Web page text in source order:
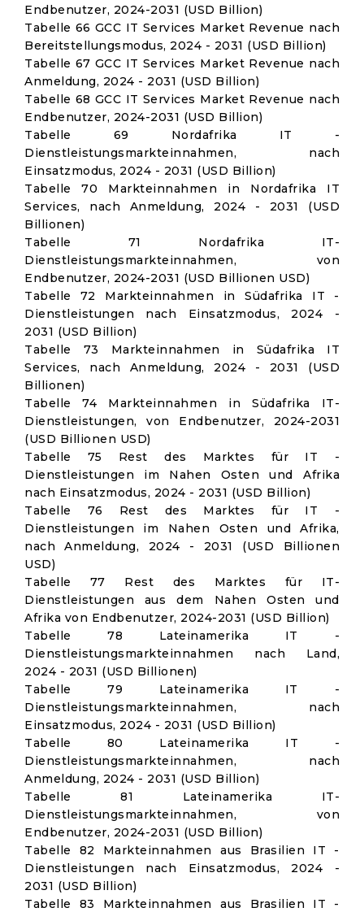
Endbenutzer, 2024-2031 (USD Billion)
Tabelle 66 GCC IT Services Market Revenue nach
Bereitstellungsmodus, 2024 - 2031 (USD Billion)
Tabelle 67 GCC IT Services Market Revenue nach
Anmeldung, 2024 - 2031 (USD Billion)
Tabelle 68 GCC IT Services Market Revenue nach
Endbenutzer, 2024-2031 (USD Billion)
Tabelle 69 Nordafrika IT -
Dienstleistungsmarkteinnahmen, nach
Einsatzmodus, 2024 - 2031 (USD Billion)
Tabelle 70 Markteinnahmen in Nordafrika IT
Services, nach Anmeldung, 2024 - 2031 (USD
Billionen)
Tabelle 71 Nordafrika IT-
Dienstleistungsmarkteinnahmen, von
Endbenutzer, 2024-2031 (USD Billionen USD)
Tabelle 72 Markteinnahmen in Südafrika IT -
Dienstleistungen nach Einsatzmodus, 2024 -
2031 (USD Billion)
Tabelle 73 Markteinnahmen in Südafrika IT
Services, nach Anmeldung, 2024 - 2031 (USD
Billionen)
Tabelle 74 Markteinnahmen in Südafrika IT-
Dienstleistungen, von Endbenutzer, 2024-2031
(USD Billionen USD)
Tabelle 75 Rest des Marktes für IT -
Dienstleistungen im Nahen Osten und Afrika
nach Einsatzmodus, 2024 - 2031 (USD Billion)
Tabelle 76 Rest des Marktes für IT -
Dienstleistungen im Nahen Osten und Afrika,
nach Anmeldung, 2024 - 2031 (USD Billionen
USD)
Tabelle 77 Rest des Marktes für IT-
Dienstleistungen aus dem Nahen Osten und
Afrika von Endbenutzer, 2024-2031 (USD Billion)
Tabelle 78 Lateinamerika IT -
Dienstleistungsmarkteinnahmen nach Land,
2024 - 2031 (USD Billionen)
Tabelle 79 Lateinamerika IT -
Dienstleistungsmarkteinnahmen, nach
Einsatzmodus, 2024 - 2031 (USD Billion)
Tabelle 80 Lateinamerika IT -
Dienstleistungsmarkteinnahmen, nach
Anmeldung, 2024 - 2031 (USD Billion)
Tabelle 81 Lateinamerika IT-
Dienstleistungsmarkteinnahmen, von
Endbenutzer, 2024-2031 (USD Billion)
Tabelle 82 Markteinnahmen aus Brasilien IT -
Dienstleistungen nach Einsatzmodus, 2024 -
2031 (USD Billion)
Tabelle 83 Markteinnahmen aus Brasilien IT -